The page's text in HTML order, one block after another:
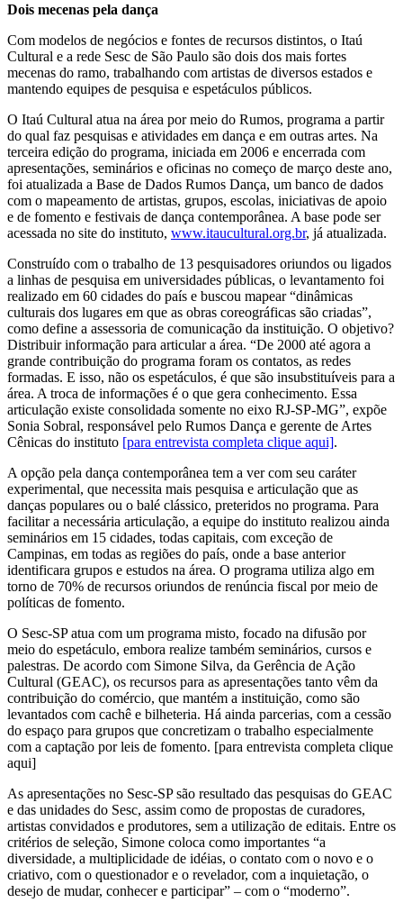
Dois mecenas pela dança
Com modelos de negócios e fontes de recursos distintos, o Itaú
Cultural e a rede Sesc de São Paulo são dois dos mais fortes
mecenas do ramo, trabalhando com artistas de diversos estados e
mantendo equipes de pesquisa e espetáculos públicos.
O Itaú Cultural atua na área por meio do Rumos, programa a partir
do qual faz pesquisas e atividades em dança e em outras artes. Na
terceira edição do programa, iniciada em 2006 e encerrada com
apresentações, seminários e oficinas no começo de março deste ano,
foi atualizada a Base de Dados Rumos Dança, um banco de dados
com o mapeamento de artistas, grupos, escolas, iniciativas de apoio
e de fomento e festivais de dança contemporânea. A base pode ser
acessada no site do instituto, www.itaucultural.org.br, já atualizada.
Construído com o trabalho de 13 pesquisadores oriundos ou ligados
a linhas de pesquisa em universidades públicas, o levantamento foi
realizado em 60 cidades do país e buscou mapear “dinâmicas
culturais dos lugares em que as obras coreográficas são criadas”,
como define a assessoria de comunicação da instituição. O objetivo?
Distribuir informação para articular a área. “De 2000 até agora a
grande contribuição do programa foram os contatos, as redes
formadas. E isso, não os espetáculos, é que são insubstituíveis para a
área. A troca de informações é o que gera conhecimento. Essa
articulação existe consolidada somente no eixo RJ-SP-MG”, expõe
Sonia Sobral, responsável pelo Rumos Dança e gerente de Artes
Cênicas do instituto [para entrevista completa clique aqui].
A opção pela dança contemporânea tem a ver com seu caráter
experimental, que necessita mais pesquisa e articulação que as
danças populares ou o balé clássico, preteridos no programa. Para
facilitar a necessária articulação, a equipe do instituto realizou ainda
seminários em 15 cidades, todas capitais, com exceção de
Campinas, em todas as regiões do país, onde a base anterior
identificara grupos e estudos na área. O programa utiliza algo em
torno de 70% de recursos oriundos de renúncia fiscal por meio de
políticas de fomento.
O Sesc-SP atua com um programa misto, focado na difusão por
meio do espetáculo, embora realize também seminários, cursos e
palestras. De acordo com Simone Silva, da Gerência de Ação
Cultural (GEAC), os recursos para as apresentações tanto vêm da
contribuição do comércio, que mantém a instituição, como são
levantados com cachê e bilheteria. Há ainda parcerias, com a cessão
do espaço para grupos que concretizam o trabalho especialmente
com a captação por leis de fomento. [para entrevista completa clique
aqui]
As apresentações no Sesc-SP são resultado das pesquisas do GEAC
e das unidades do Sesc, assim como de propostas de curadores,
artistas convidados e produtores, sem a utilização de editais. Entre os
critérios de seleção, Simone coloca como importantes “a
diversidade, a multiplicidade de idéias, o contato com o novo e o
criativo, com o questionador e o revelador, com a inquietação, o
desejo de mudar, conhecer e participar” – com o “moderno”.